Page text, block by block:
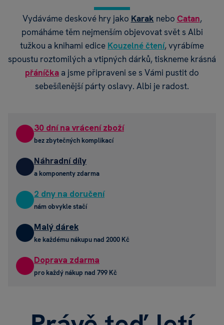
Nová Albi tužka pro nejmenší
Vydáváme deskové hry jako Karak nebo Catan,
pomáháme těm nejmenším objevovat svět s Albi
tužkou a knihami edice Kouzelné čtení, vyrábíme
spoustu roztomilých a vtipných dárků, tiskneme krásná
přáníčka a jsme připraveni se s Vámi pustit do
sebešílenější párty oslavy. Albi je radost.
30 dní na vrácení zboží
bez zbytečných komplikací
Náhradní díly
a komponenty zdarma
2 dny na doručení
nám obvykle stačí
Malý dárek
ke každému nákupu nad 2000 Kč
Doprava zdarma
pro každý nákup nad 799 Kč